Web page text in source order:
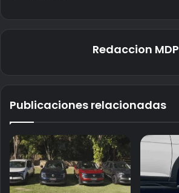
Redaccion MDP
Publicaciones relacionadas